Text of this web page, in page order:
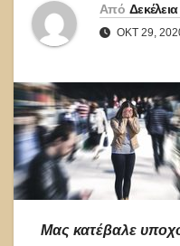
Από
ΟΚΤ 29,
Μας κατέβαλε